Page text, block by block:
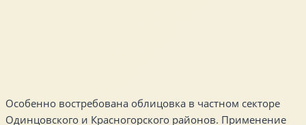
Особенно востребована облицовка в частном секторе
Одинцовского и Красногорского районов. Применение